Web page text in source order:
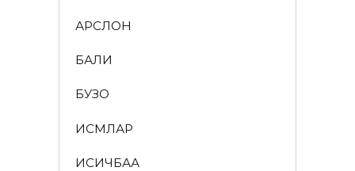
АРСЛОН
БАЛИҚ
БУЗОҚ
ИСМЛАР
ҚИСҚИЧБАҚА